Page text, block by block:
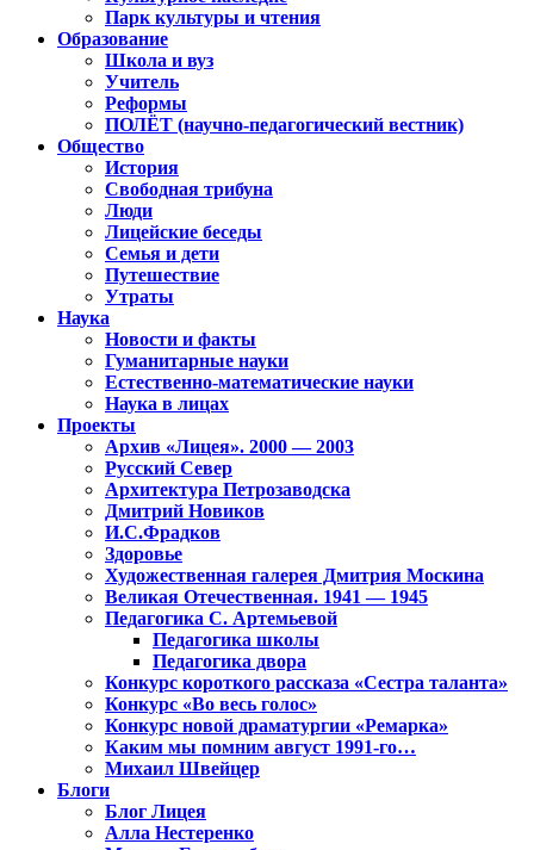
Парк культуры и чтения
Образование
Школа и вуз
Учитель
Реформы
ПОЛЁТ (научно-педагогический вестник)
Общество
История
Свободная трибуна
Люди
Лицейские беседы
Семья и дети
Путешествие
Утраты
Наука
Новости и факты
Гуманитарные науки
Естественно-математические науки
Наука в лицах
Проекты
Архив «Лицея». 2000 — 2003
Русский Север
Архитектура Петрозаводска
Дмитрий Новиков
И.С.Фрадков
Здоровье
Художественная галерея Дмитрия Москина
Великая Отечественная. 1941 — 1945
Педагогика С. Артемьевой
Педагогика школы
Педагогика двора
Конкурс короткого рассказа «Сестра таланта»
Конкурс «Во весь голос»
Конкурс новой драматургии «Ремарка»
Каким мы помним август 1991-го…
Михаил Швейцер
Блоги
Блог Лицея
Алла Нестеренко